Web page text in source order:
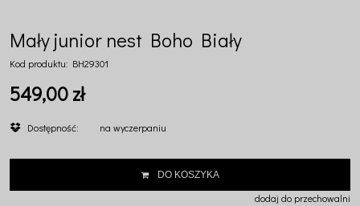
Mały junior nest Boho Biały
Kod produktu: BH29301
549,00 zł
Dostępność: na wyczerpaniu
DO KOSZYKA
dodaj do przechowalni